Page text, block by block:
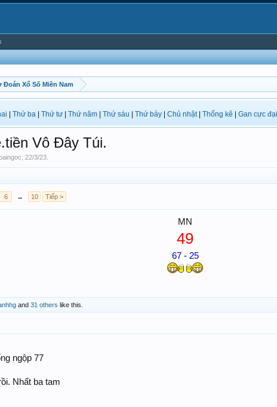
Đoán Xổ Số Miền Nam
Thứ ba Thứ tư Thứ năm Thứ sáu Thứ bảy Chủ nhật| Thống kê Gan cực đại
Vô Đây Túi.
22/3/23
6 → 10 Tiếp >
MN
49
67 - 25
and 31 others like this.
ngộp 77
Nhất ba tam